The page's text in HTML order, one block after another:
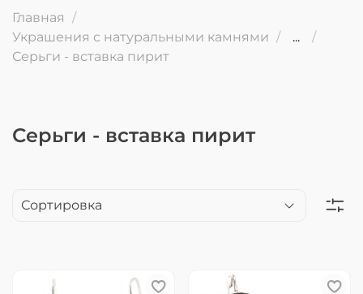
Главная
Украшения с натуральными камнями
...
Серьги - вставка пирит
Серьги - вставка пирит